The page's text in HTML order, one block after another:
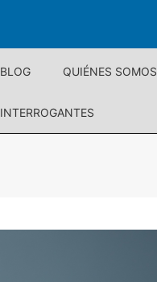
BLOG QUIÉNES SOMOS
INTERROGANTES